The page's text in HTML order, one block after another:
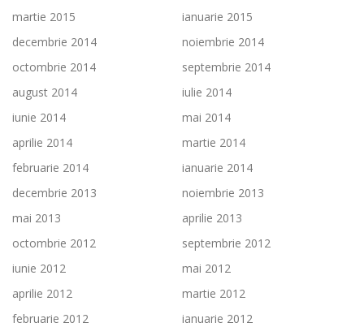
martie 2015
ianuarie 2015
decembrie 2014
noiembrie 2014
octombrie 2014
septembrie 2014
august 2014
iulie 2014
iunie 2014
mai 2014
aprilie 2014
martie 2014
februarie 2014
ianuarie 2014
decembrie 2013
noiembrie 2013
mai 2013
aprilie 2013
octombrie 2012
septembrie 2012
iunie 2012
mai 2012
aprilie 2012
martie 2012
februarie 2012
ianuarie 2012